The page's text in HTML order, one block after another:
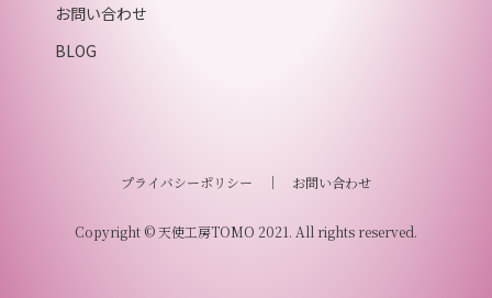
お問い合わせ
BLOG
プライバシーポリシー ｜ お問い合わせ
Copyright © 天使工房TOMO 2021. All rights reserved.